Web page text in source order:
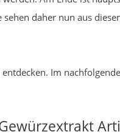
daher nun aus
Im